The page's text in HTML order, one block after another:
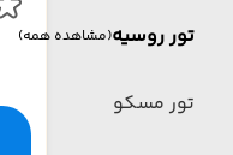
تور روسیه(مشاهده همه)
تور مسکو